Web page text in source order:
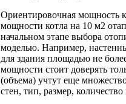
Ориентировочная мощность
мощности котла на 10 м2
начальном этапе выбора
моделью. Например,
для здания площадью не
мощности стоит доверять
(объема) учтут еще
стен, тип, размер,